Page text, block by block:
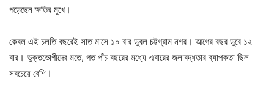
পড়েছেন ক্ষতির মুখে।
কেবল এই চলতি বছরেই সাত মাসে ১০ বার ডুবল চট্টগ্রাম নগর। আগের বছর ডুবে ১২
বার। ভুক্তভোগীদের মতে, গত পাঁচ বছরের মধ্যে এবারের জলাবদ্ধতার ব্যাপকতা ছিল
সবচেয়ে বেশি।